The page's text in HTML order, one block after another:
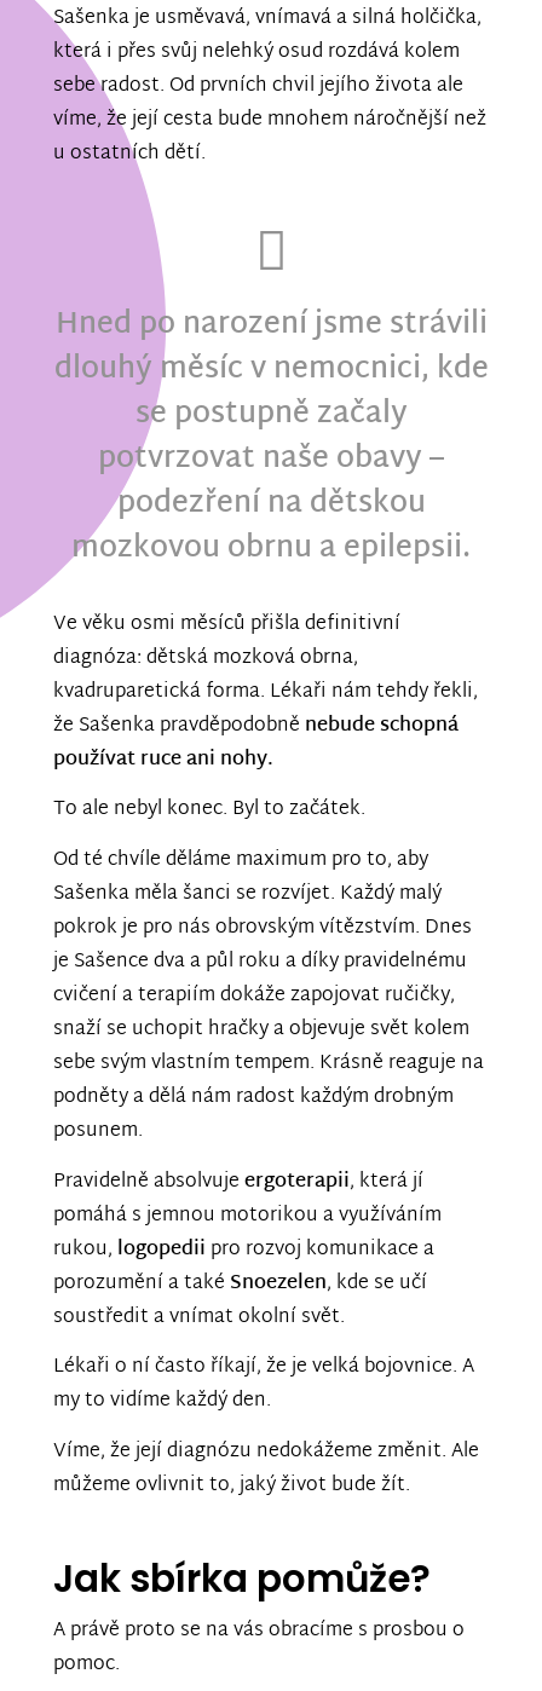
Sašenka je usměvavá, vnímavá a silná holčička,
která i přes svůj nelehký osud rozdává kolem
sebe radost. Od prvních chvil jejího života ale
víme, že její cesta bude mnohem náročnější než
u ostatních dětí.
Hned po narození jsme strávili
dlouhý měsíc v nemocnici, kde
se postupně začaly
potvrzovat naše obavy –
podezření na dětskou
mozkovou obrnu a epilepsii.
Ve věku osmi měsíců přišla definitivní
diagnóza: dětská mozková obrna,
kvadruparetická forma. Lékaři nám tehdy řekli,
že Sašenka pravděpodobně nebude schopná
používat ruce ani nohy.
To ale nebyl konec. Byl to začátek.
Od té chvíle děláme maximum pro to, aby
Sašenka měla šanci se rozvíjet. Každý malý
pokrok je pro nás obrovským vítězstvím. Dnes
je Sašence dva a půl roku a díky pravidelnému
cvičení a terapiím dokáže zapojovat ručičky,
snaží se uchopit hračky a objevuje svět kolem
sebe svým vlastním tempem. Krásně reaguje na
podněty a dělá nám radost každým drobným
posunem.
Pravidelně absolvujeergoterapii, která jí
pomáhá s jemnou motorikou a využíváním
rukou, logopedii pro rozvoj komunikace a
porozumění a také Snoezelen, kde se učí
soustředit a vnímat okolní svět.
Lékaři o ní často říkají, že je velká bojovnice. A
my to vidíme každý den.
Víme, že její diagnózu nedokážeme změnit. Ale
můžeme ovlivnit to, jaký život bude žít.
Jak sbírka pomůže?
A právě proto se na vás obracíme s prosbou o
pomoc.